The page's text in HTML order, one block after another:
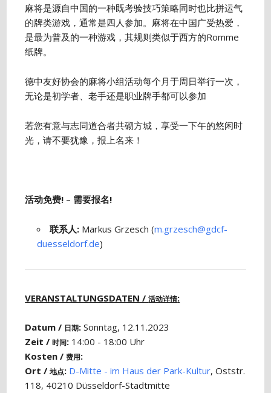
麻将是源自中国的一种既考验技巧策略同时也比拼运气
的牌类游戏，通常是四人参加。麻将在中国广受热爱，
是最为普及的一种游戏，其规则类似于西方的Romme
纸牌。
德中友好协会的麻将小组活动每个月于周日举行一次，
无论是初学者、老手还是职业牌手都可以参加
若您有意与志同道合者共砌方城，享受一下午的悠闲时
光，请不要犹豫，报上名来！
活动免费! – 需要报名!
联系人: Markus Grzesch (m.grzesch@gdcf-
duesseldorf.de)
VERANSTALTUNGSDATEN /活动详情:
Datum / 日期: Sonntag, 12.11.2023
Zeit /时间: 14:00 - 18:00 Uhr
Kosten /费用:
Ort /地点: D-Mitte - im Haus der Park-Kultur, Oststr.
118, 40210 Düsseldorf-Stadtmitte